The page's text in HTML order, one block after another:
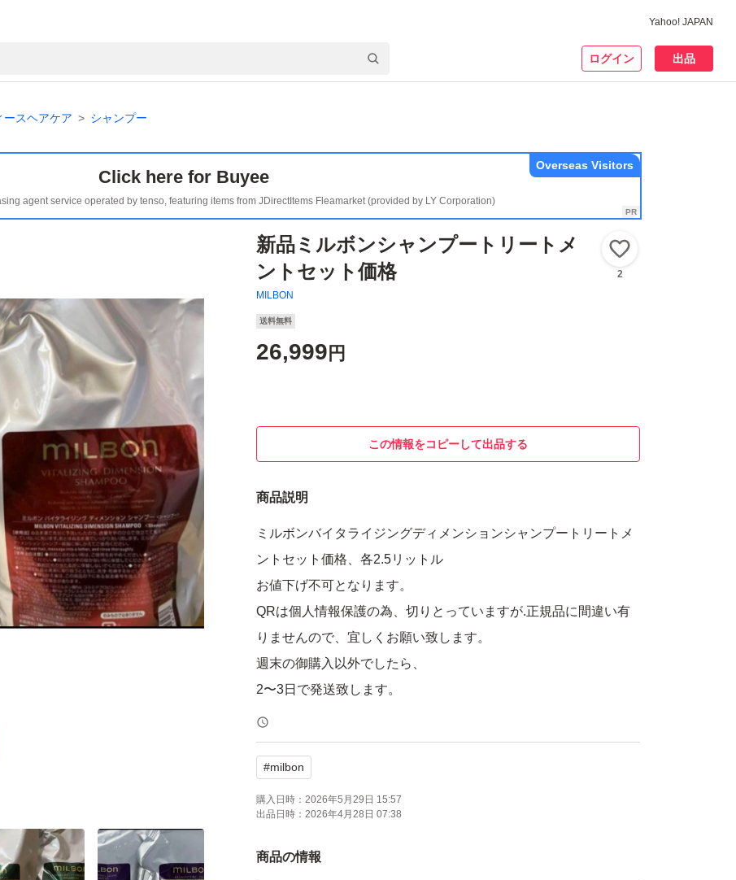
Yahoo! JAPAN
ログイン 出品
ースヘアケア シャンプー
Click here for Buyee
agent service operated by tenso, featuring items from JDirectItems Fleamarket (provided by LY Corporation)
Overseas Visitors
新品ミルボンシャンプートリートメ
ントセット価格
MILBON
2
送料無料
26,999 円
この情報をコピーして出品する
商品説明
ミルボンバイタライジングディメンションシャンプートリートメ
ントセット価格、各2.5リットル
お値下げ不可となります。
QRは個人情報保護の為、切りとっていますが.正規品に間違い有
りませんので、宜しくお願い致します。
週末の御購入以外でしたら、
2〜3日で発送致します。
#milbon
購入日時： 2026年5月29日 15:57
出品日時： 2026年4月28日 07:38
商品の情報